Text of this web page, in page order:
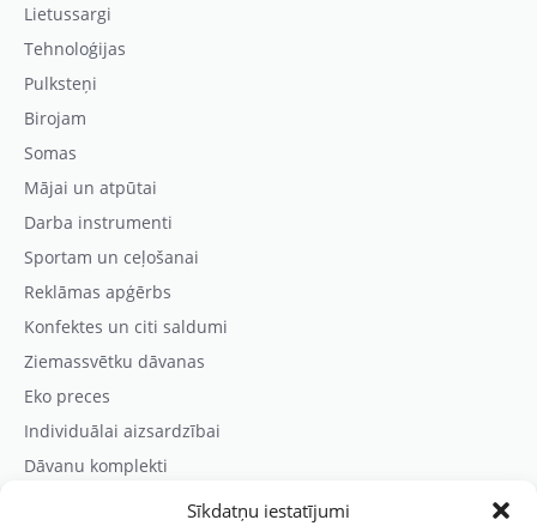
Sīkdatņu iestatījumi
Lietussargi
Tehnoloģijas
Pulksteņi
Birojam
Somas
Mājai un atpūtai
Darba instrumenti
Sportam un ceļošanai
Reklāmas apģērbs
Konfektes un citi saldumi
Ziemassvētku dāvanas
Eko preces
Individuālai aizsardzībai
Dāvanu komplekti
Kontaktinformācija